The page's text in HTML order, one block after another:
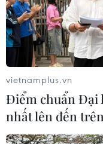
vốn là quan chức
Omar Al-Bashir đã
tướng nước này
vietnamplus.vn
Điểm chuẩn Đại
nhất lên đến